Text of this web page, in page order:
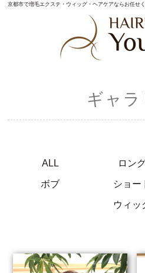
京都市で増毛エクステ・ウィッグ・ヘアケアならお任せ
ギャラ
ALL ロン
ボブ ショー
ウィッ